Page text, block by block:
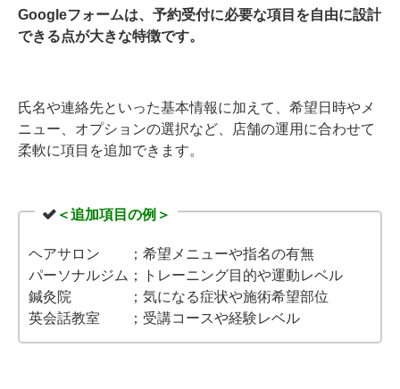
Googleフォームは、予約受付に必要な項目を自由に設計
できる点が大きな特徴です。
氏名や連絡先といった基本情報に加えて、希望日時やメ
ニュー、オプションの選択など、店舗の運用に合わせて
柔軟に項目を追加できます。
＜追加項目の例＞
ヘアサロン ；希望メニューや指名の有無
パーソナルジム；トレーニング目的や運動レベル
鍼灸院 ；気になる症状や施術希望部位
英会話教室 ；受講コースや経験レベル